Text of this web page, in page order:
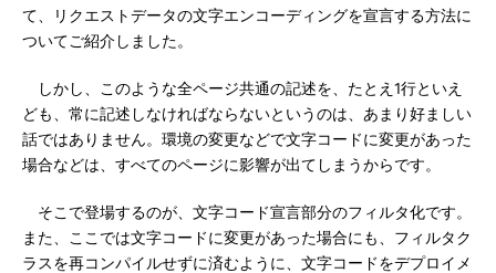
て、リクエストデータの文字エンコーディングを宣言する方法に
ついてご紹介しました。
しかし、このような全ページ共通の記述を、たとえ1行といえ
ども、常に記述しなければならないというのは、あまり好ましい
話ではありません。環境の変更などで文字コードに変更があった
場合などは、すべてのページに影響が出てしまうからです。
そこで登場するのが、文字コード宣言部分のフィルタ化です。
また、ここでは文字コードに変更があった場合にも、フィルタク
ラスを再コンパイルせずに済むように、文字コードをデプロイメ